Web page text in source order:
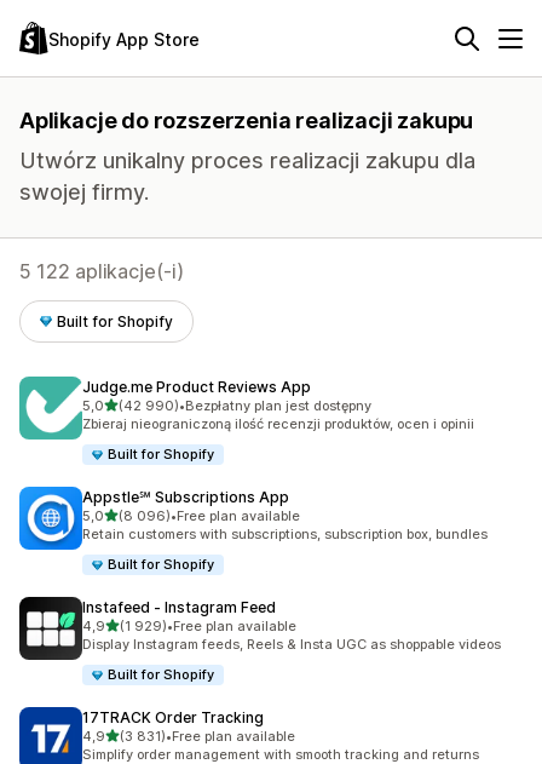
Shopify App Store
Aplikacje do rozszerzenia realizacji zakupu
Utwórz unikalny proces realizacji zakupu dla
swojej firmy.
5 122 aplikacje(-i)
Built for Shopify
Judge.me Product Reviews App
5,0na 5 gwiazdek
(42 990)
Łączna liczba recenzji: 42990
•Bezpłatny plan jest dostępny
Zbieraj nieograniczoną ilość recenzji produktów, ocen i opinii
Built for Shopify
Appstle℠ Subscriptions App
5,0na 5 gwiazdek
(8 096)
Łączna liczba recenzji: 8096
•Free plan available
Retain customers with subscriptions, subscription box, bundles
Built for Shopify
Instafeed ‑ Instagram Feed
4,9na 5 gwiazdek
(1 929)
Łączna liczba recenzji: 1929
•Free plan available
Display Instagram feeds, Reels & Insta UGC as shoppable videos
Built for Shopify
17TRACK Order Tracking
4,9na 5 gwiazdek
(3 831)
Łączna liczba recenzji: 3831
•Free plan available
Simplify order management with smooth tracking and returns